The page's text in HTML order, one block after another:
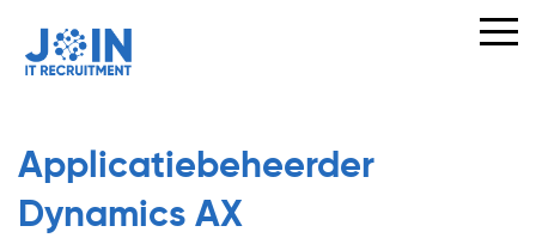
VOOR
OPDRACHTGEVERS
KANDIDATEN
IT
Applicatiebeheerder
Dynamics AX